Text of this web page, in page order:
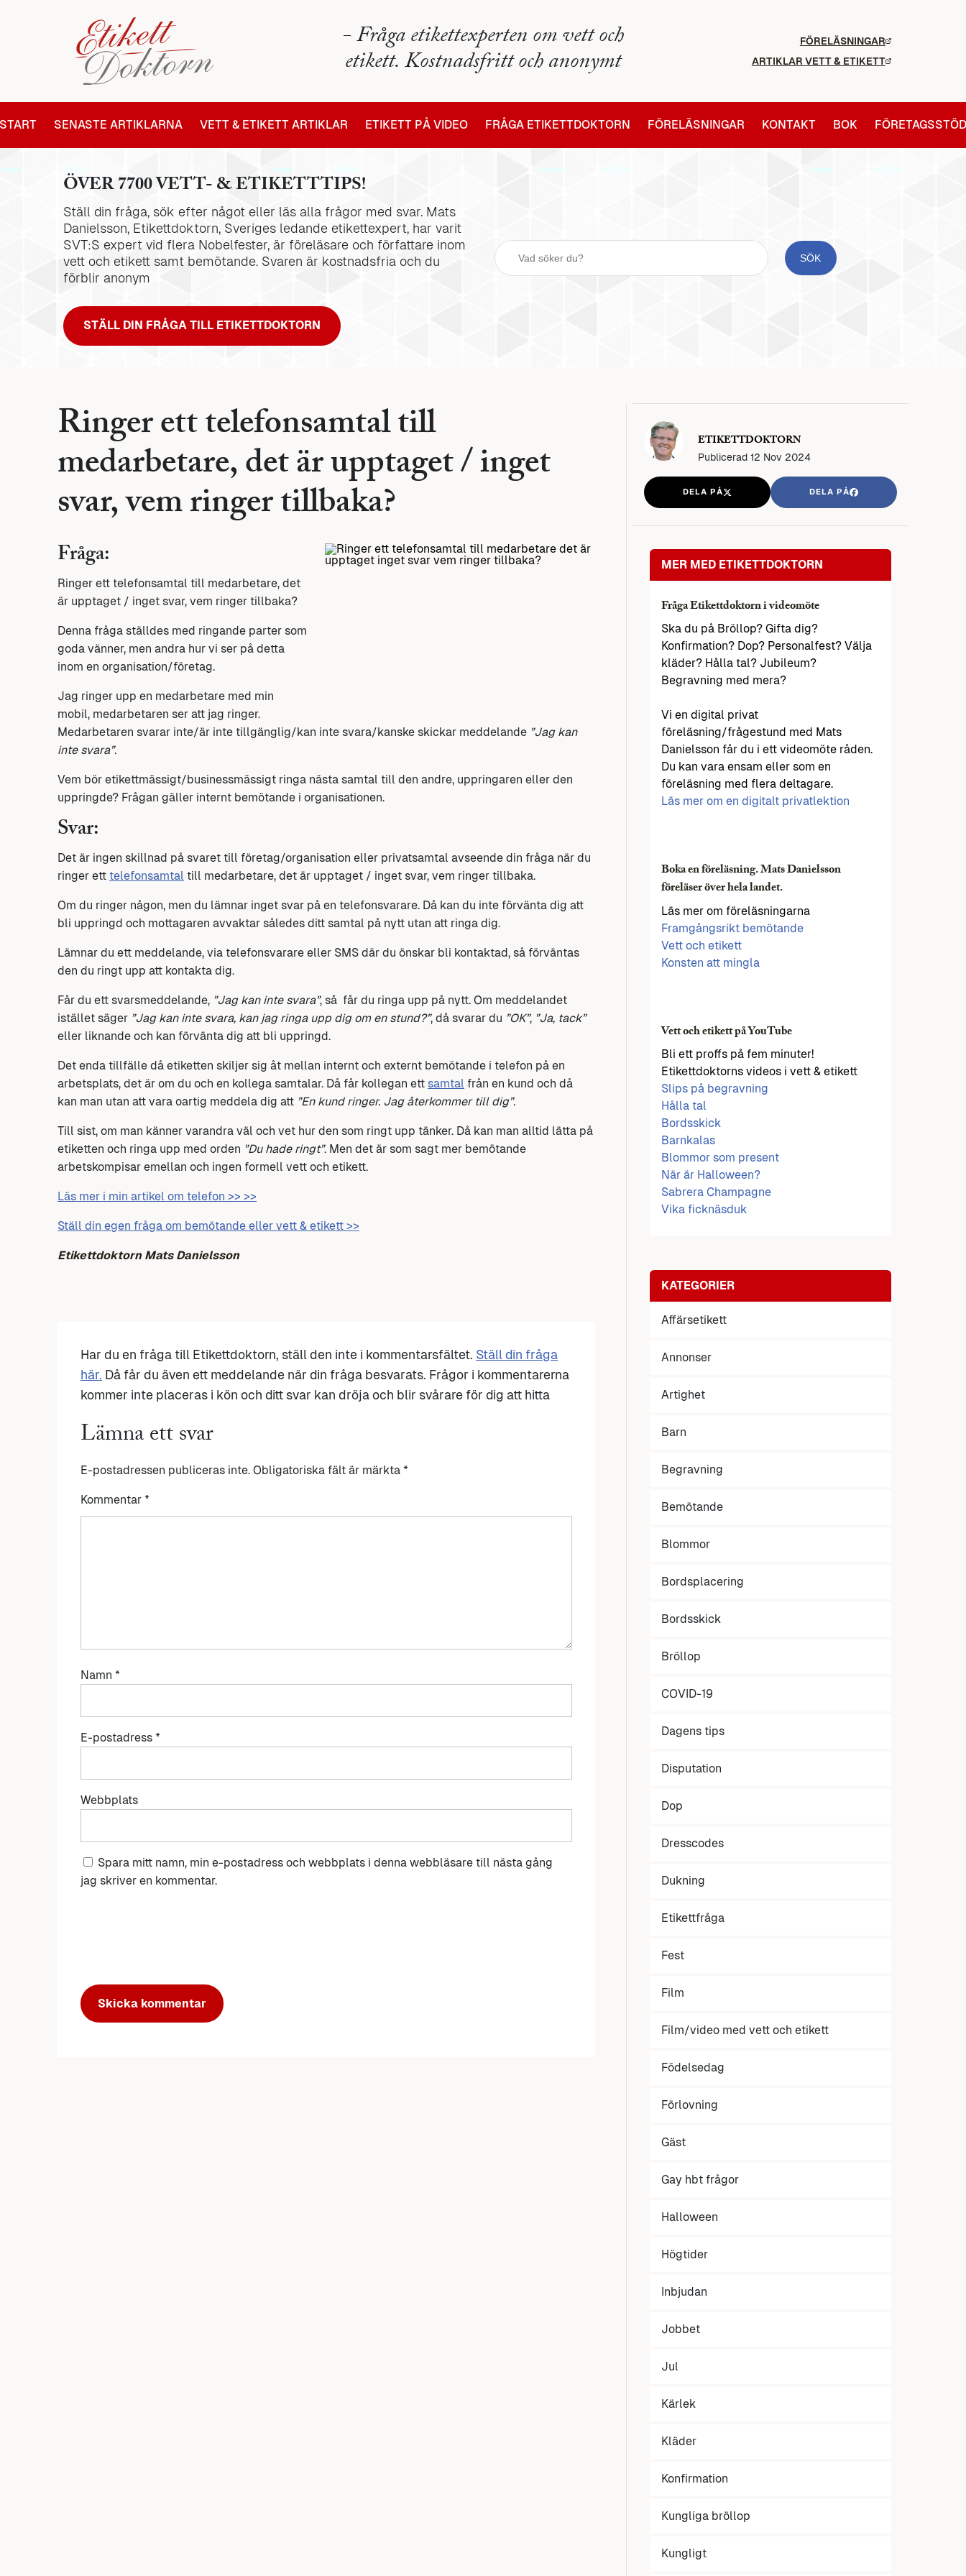
- Fråga etikettexperten om vett och
etikett. Kostnadsfritt och anonymt
FÖRELÄSNINGAR
ARTIKLAR VETT & ETIKETT
START SENASTE ARTIKLARNA VETT & ETIKETT ARTIKLAR ETIKETT PÅ VIDEO FRÅGA ETIKETTDOKTORN FÖRELÄSNINGAR KONTAKT BOK FÖRETAGSSTÖD
ÖVER 7700 VETT- & ETIKETTTIPS!
Ställ din fråga, sök efter något eller läs alla frågor med svar. Mats
Danielsson, Etikettdoktorn, Sveriges ledande etikettexpert, har varit
SVT:S expert vid flera Nobelfester, är föreläsare och författare inom
vett och etikett samt bemötande. Svaren är kostnadsfria och du
förblir anonym
STÄLL DIN FRÅGA TILL ETIKETTDOKTORN
Ringer ett telefonsamtal till
medarbetare, det är upptaget / inget
svar, vem ringer tillbaka?
Fråga:
Ringer ett telefonsamtal till medarbetare, det
är upptaget / inget svar, vem ringer tillbaka?
Denna fråga ställdes med ringande parter som
goda vänner, men andra hur vi ser på detta
inom en organisation/företag.
Jag ringer upp en medarbetare med min
mobil, medarbetaren ser att jag ringer.
Medarbetaren svarar inte/är inte tillgänglig/kan inte svara/kanske skickar meddelande ”Jag kan
inte svara”.
Vem bör etikettmässigt/businessmässigt ringa nästa samtal till den andre, uppringaren eller den
uppringde? Frågan gäller internt bemötande i organisationen.
Svar:
Det är ingen skillnad på svaret till företag/organisation eller privatsamtal avseende din fråga när du
ringer ett telefonsamtal till medarbetare, det är upptaget / inget svar, vem ringer tillbaka.
Om du ringer någon, men du lämnar inget svar på en telefonsvarare. Då kan du inte förvänta dig att
bli uppringd och mottagaren avvaktar således ditt samtal på nytt utan att ringa dig.
Lämnar du ett meddelande, via telefonsvarare eller SMS där du önskar bli kontaktad, så förväntas
den du ringt upp att kontakta dig.
Får du ett svarsmeddelande, ”Jag kan inte svara”, så får du ringa upp på nytt. Om meddelandet
istället säger ”Jag kan inte svara, kan jag ringa upp dig om en stund?”, då svarar du ”OK”, ”Ja, tack”
eller liknande och kan förvänta dig att bli uppringd.
Det enda tillfälle då etiketten skiljer sig åt mellan internt och externt bemötande i telefon på en
arbetsplats, det är om du och en kollega samtalar. Då får kollegan ett samtal från en kund och då
kan man utan att vara oartig meddela dig att ”En kund ringer. Jag återkommer till dig”.
Till sist, om man känner varandra väl och vet hur den som ringt upp tänker. Då kan man alltid lätta på
etiketten och ringa upp med orden ”Du hade ringt”. Men det är som sagt mer bemötande
arbetskompisar emellan och ingen formell vett och etikett.
Läs mer i min artikel om telefon >> >>
Ställ din egen fråga om bemötande eller vett & etikett >>
Etikettdoktorn Mats Danielsson
Har du en fråga till Etikettdoktorn, ställ den inte i kommentarsfältet. Ställ din fråga
här. Då får du även ett meddelande när din fråga besvarats. Frågor i kommentarerna
kommer inte placeras i kön och ditt svar kan dröja och blir svårare för dig att hitta
Lämna ett svar
E-postadressen publiceras inte. Obligatoriska fält är märkta *
Kommentar *
Namn *
E-postadress *
Webbplats
Spara mitt namn, min e-postadress och webbplats i denna webbläsare till nästa gång
jag skriver en kommentar.
ETIKETTDOKTORN
Publicerad 12 Nov 2024
DELA PÅ DELA PÅ
MER MED ETIKETTDOKTORN
Fråga Etikettdoktorn i videomöte
Ska du på Bröllop? Gifta dig?
Konfirmation? Dop? Personalfest? Välja
kläder? Hålla tal? Jubileum?
Begravning med mera?
Vi en digital privat
föreläsning/frågestund med Mats
Danielsson får du i ett videomöte råden.
Du kan vara ensam eller som en
föreläsning med flera deltagare.
Läs mer om en digitalt privatlektion
Boka en föreläsning. Mats Danielsson
föreläser över hela landet.
Läs mer om föreläsningarna
Framgångsrikt bemötande
Vett och etikett
Konsten att mingla
Vett och etikett på YouTube
Bli ett proffs på fem minuter!
Etikettdoktorns videos i vett & etikett
Slips på begravning
Hålla tal
Bordsskick
Barnkalas
Blommor som present
När är Halloween?
Sabrera Champagne
Vika ficknäsduk
KATEGORIER
Affärsetikett
Annonser
Artighet
Barn
Begravning
Bemötande
Blommor
Bordsplacering
Bordsskick
Bröllop
COVID-19
Dagens tips
Disputation
Dop
Dresscodes
Dukning
Etikettfråga
Fest
Film
Film/video med vett och etikett
Födelsedag
Förlovning
Gäst
Gay hbt frågor
Halloween
Högtider
Inbjudan
Jobbet
Jul
Kärlek
Kläder
Konfirmation
Kungliga bröllop
Kungligt